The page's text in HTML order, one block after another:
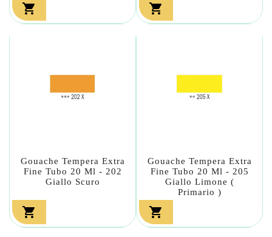
 
Gouache Tempera Extra
Fine Tubo 20 Ml - 202
Giallo Scuro

Gouache Tempera Extra
Fine Tubo 20 Ml - 205
Giallo Limone (
Primario )
